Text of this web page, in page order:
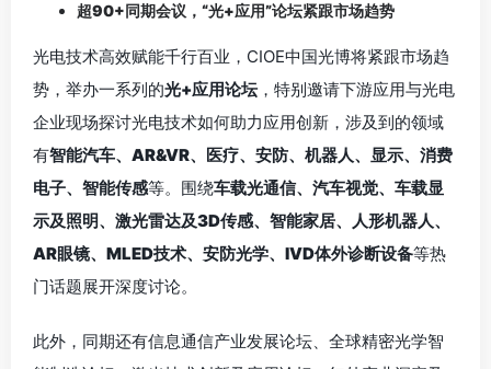
超90+同期会议，“光+应用”论坛紧跟市场趋势
光电技术高效赋能千行百业，CIOE中国光博将紧跟市场趋
势，举办一系列的光+应用论坛 ，特别邀请下游应用与光电
企业现场探讨光电技术如何助力应用创新，涉及到的领域
有智能汽车、AR&VR、医疗、安防、机器人、显示、消费
电子、智能传感等。围绕车载光通信、汽车视觉、车载显
示及照明、激光雷达及3D传感、智能家居、人形机器人、
AR眼镜、MLED技术、安防光学、IVD体外诊断设备等热
门话题展开深度讨论。
此外，同期还有信息通信产业发展论坛、全球精密光学智